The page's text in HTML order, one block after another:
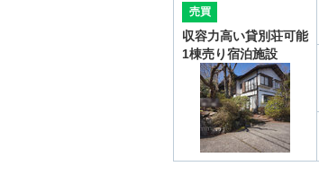
売買
収容力高い貸別荘可能
1棟売り宿泊施設